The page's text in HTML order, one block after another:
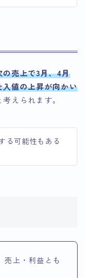
の売上で3月、4月
値の上昇が向かい
えられます。
る可能性もある
売上・利益とも